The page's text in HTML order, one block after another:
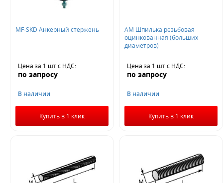
MF-SKD Анкерный стержень
Цена за 1 штс НДС:
по запросу
В наличии
Купить в 1 клик
AM Шпилька резьбовая
оцинкованная (больших
диаметров)
Цена за 1 штс НДС:
по запросу
В наличии
Купить в 1 клик